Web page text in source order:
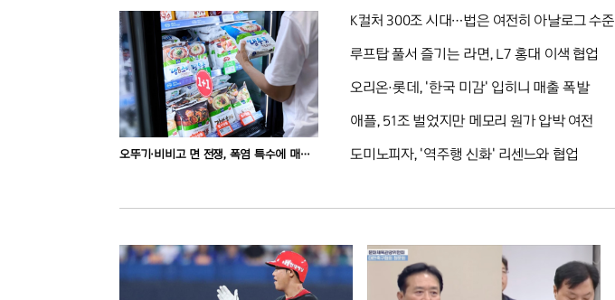
오뚜기·비비고 면 전쟁, 폭염 특수에 매출
K컬처 300조 시대…법은 여전히 아날로그 수준
루프탑 풀서 즐기는 라면, L7 홍대 이색 협업
오리온·롯데, '한국 미감' 입히니 매출 폭발
애플, 51조 벌었지만 메모리 원가 압박 여전
도미노피자, '역주행 신화' 리센느와 협업